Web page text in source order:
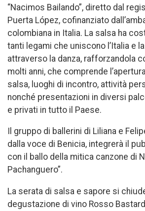
“Nacimos Bailando”, diretto dal
Puerta López, cofinanziato
colombiana in Italia. La salsa ha
tanti legami che uniscono l’Italia e
attraverso la danza, rafforzandola
molti anni, che comprende
salsa, luoghi di incontro, attività
nonché presentazioni in diversi
e privati ​​in tutto il Paese.
Il gruppo di ballerini di Liliana e
dalla voce di Benicia, integrerà il
con il ballo della mitica canzone di
Pachanguero”.
La serata di salsa e sapore si
degustazione di vino Rosso